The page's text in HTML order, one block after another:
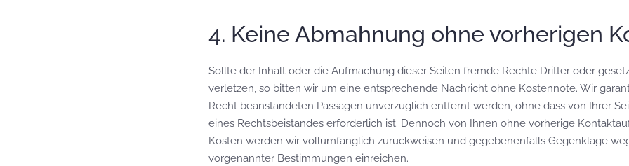
4. Keine Abmahnung ohne vorherigen
Sollte der Inhalt oder die Aufmachung dieser Seiten fremde Rechte Dritter oder
verletzen, so bitten wir um eine entsprechende Nachricht ohne Kostennote. Wir
Recht beanstandeten Passagen unverzüglich entfernt werden, ohne dass von Ihrer
eines Rechtsbeistandes erforderlich ist. Dennoch von Ihnen ohne vorherige
Kosten werden wir vollumfänglich zurückweisen und gegebenenfalls Gegenklage
vorgenannter Bestimmungen einreichen.